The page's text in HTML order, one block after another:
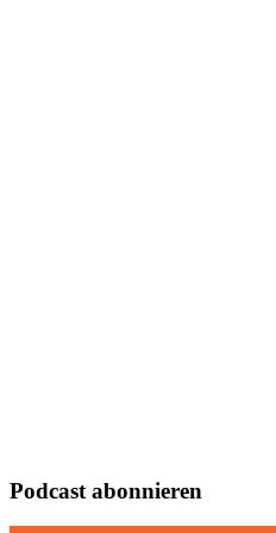
Podcast abonnieren